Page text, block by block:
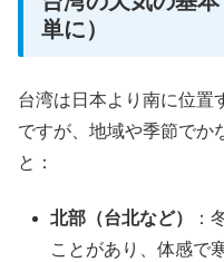
単に）
台湾は日本より南に位置
ですが、地域や季節でか
と：
北部（台北など）
：
ことがあり、体感で